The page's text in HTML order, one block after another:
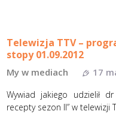
Telewizja TTV –
stopy 01.09.2012
My w mediach 17
Wywiad jakiego udzielił
recepty sezon II” w telewizji